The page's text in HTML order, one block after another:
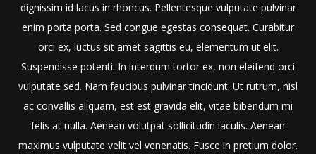
dignissim id lacus in rhoncus. Pellentesque vulputate pulvinar
enim porta porta. Sed congue egestas consequat. Curabitur
orci ex, luctus sit amet sagittis eu, elementum ut elit.
Suspendisse potenti. In interdum tortor ex, non eleifend orci
vulputate sed. Nam faucibus pulvinar tincidunt. Ut rutrum, nisl
ac convallis aliquam, est est gravida elit, vitae bibendum mi
felis at nulla. Aenean volutpat sollicitudin iaculis. Aenean
maximus vulputate velit vel venenatis. Fusce in pretium dolor.